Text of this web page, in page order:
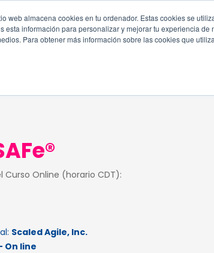
web almacena cookies en tu ordenador. Estas cookies se
esta información para personalizar y mejorar tu experiencia
Para obtener más información sobre las cookies que
Capacitación y
Curso Online (horario CDT):
Scaled Agile, Inc.
On line